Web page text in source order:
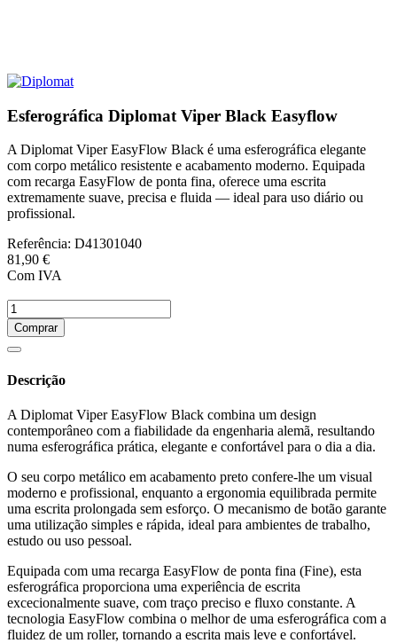
Esferográfica Diplomat Viper Black Easyflow
A Diplomat Viper EasyFlow Black é uma esferográfica elegante
com corpo metálico resistente e acabamento moderno. Equipada
com recarga EasyFlow de ponta fina, oferece uma escrita
extremamente suave, precisa e fluida — ideal para uso diário ou
profissional.
Referência: D41301040
81,90 €
Com IVA
Comprar
Descrição
A Diplomat Viper EasyFlow Black combina um design
contemporâneo com a fiabilidade da engenharia alemã, resultando
numa esferográfica prática, elegante e confortável para o dia a dia.
O seu corpo metálico em acabamento preto confere-lhe um visual
moderno e profissional, enquanto a ergonomia equilibrada permite
uma escrita prolongada sem esforço. O mecanismo de botão garante
uma utilização simples e rápida, ideal para ambientes de trabalho,
estudo ou uso pessoal.
Equipada com uma recarga EasyFlow de ponta fina (Fine), esta
esferográfica proporciona uma experiência de escrita
excecionalmente suave, com traço preciso e fluxo constante. A
tecnologia EasyFlow combina o melhor de uma esferográfica com a
fluidez de um roller, tornando a escrita mais leve e confortável.